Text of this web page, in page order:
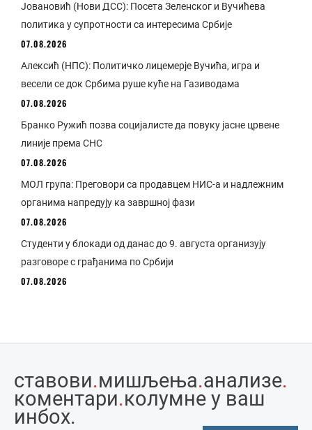
Јовановић (Нови ДСС): Посета Зеленског и Вучићева
политика у супротности са интересима Србије
07.08.2026
Алексић (НПС): Политичко лицемерје Вучића, игра и
весели се док Србима руше куће на Газиводама
07.08.2026
Бранко Ружић позва социјалисте да повуку јасне црвене
линије према СНС
07.08.2026
МОЛ група: Преговори са продавцем НИС-а и надлежним
органима напредују ка завршној фази
07.08.2026
Студенти у блокади од данас до 9. августа организују
разговоре с грађанима по Србији
07.08.2026
ставови.мишљења.анализе.
коментари.колумне у ваш
инбоx.